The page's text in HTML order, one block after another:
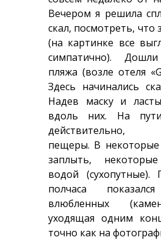
Вечером я решила
скал, посмотреть, что
(на картинке все
симпатично).
пляжа (возле отеля
Здесь начинались
Надев маску и
вдоль них. На
действительно,
пещеры. В
заплыть,
водой (сухопутные).
полчаса
влюбленных
уходящая одним
точно как на